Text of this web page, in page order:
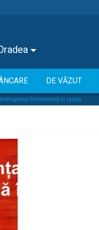
DE VĂZUT
Emoțională în relații